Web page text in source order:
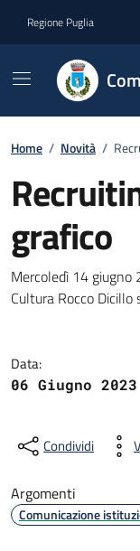
Regione Puglia
Home / Novità /
grafico
Dettagli
Mercoledì 14 giugno
Cultura Rocco
Data:
06 Giugno 2023
Condividi
Argomenti
Comunicazione